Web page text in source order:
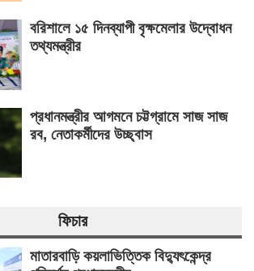
বরিশালে ১৫ দিনব্যাপী বৃক্ষমেলার উদ্বোধন
তথ্যমন্ত্রীর
প্রধানমন্ত্রীর আগমনে চট্টগ্রামে সাজ সাজ
রব, নেতাকর্মীদের উচ্ছ্বাস
ফিচার
মাতারবাড়ি কয়লাভিত্তিক বিদ্যুৎকেন্দ্র